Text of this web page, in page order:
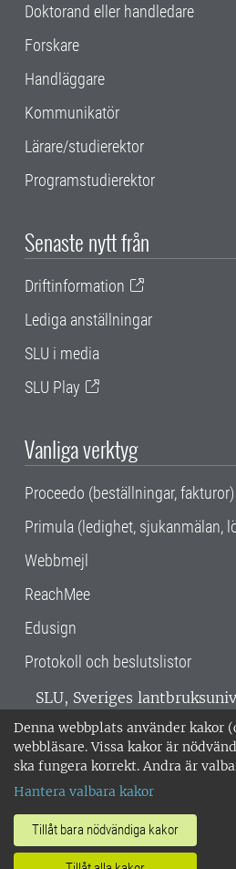
Denna webbplats använder kakor
webbläsare. Vissa kakor är
ska fungera korrekt. Andra är
Hantera valbara kakor
Tillåt bara nödvändiga kakor
Doktorand eller handledare
Forskare
Handläggare
Kommunikatör
Lärare/studierektor
Programstudierektor
Senaste nytt från
Driftinformation
Lediga anställningar
SLU i media
SLU Play
Vanliga verktyg
Proceedo (beställningar, fakturor)
Primula (ledighet, sjukanmälan,
Webbmejl
ReachMee
Edusign
Protokoll och beslutslistor
SLU, Sveriges
verksamhet över hela
Alnarp, Uppsala och Umeå.
miljöcertifierat enligt ISO
018-67 10 00 • Org nr:
Om SLU:s webbplatser
•Hantera kakor•